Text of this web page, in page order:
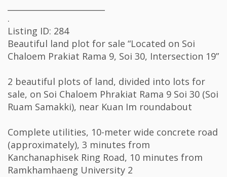
.
Listing ID: 284
Beautiful land plot for sale “Located on Soi
Chaloem Prakiat Rama 9, Soi 30, Intersection 19”
2 beautiful plots of land, divided into lots for
sale, on Soi Chaloem Phrakiat Rama 9 Soi 30 (Soi
Ruam Samakki), near Kuan Im roundabout
Complete utilities, 10-meter wide concrete road
(approximately), 3 minutes from
Kanchanaphisek Ring Road, 10 minutes from
Ramkhamhaeng University 2